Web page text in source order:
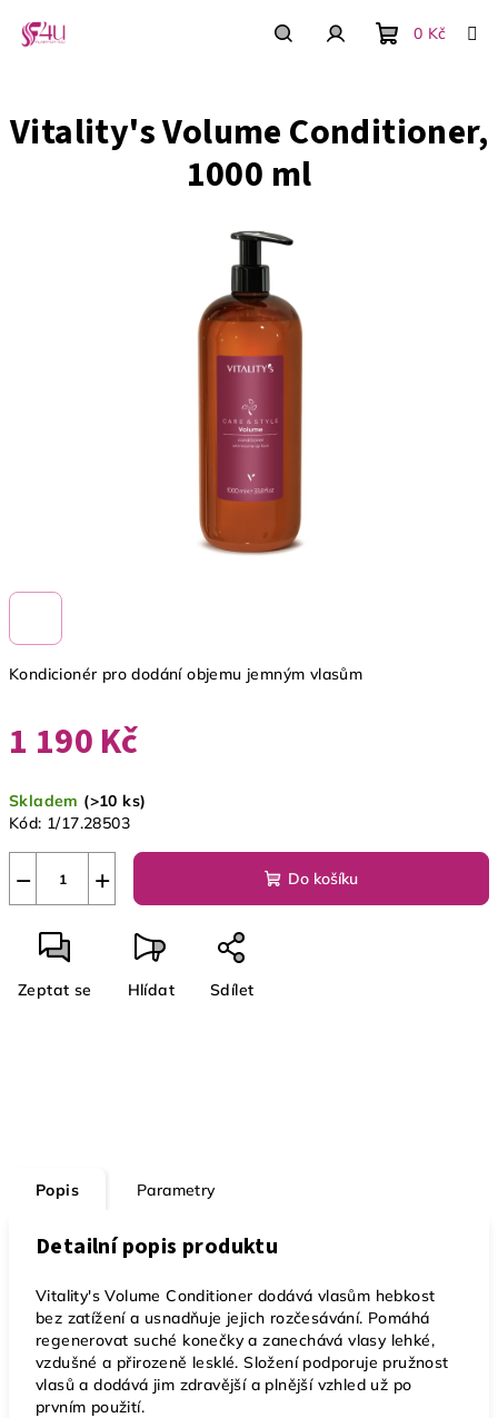
obsah
košík
0 Kč
Kondicionér pro dodání objemu jemným vlasům
1 190 Kč
cena:
Skladem (>10 ks)
Kód: 1/17.28503
+
− Do košíku
Zeptat se Hlídat Sdílet
Vitality's Volume Conditioner,
1000 ml
Popis Parametry
Detailní popis produktu
Vitality's Volume Conditioner dodává vlasům hebkost
bez zatížení a usnadňuje jejich rozčesávání. Pomáhá
regenerovat suché konečky a zanechává vlasy lehké,
vzdušné a přirozeně lesklé. Složení podporuje pružnost
vlasů a dodává jim zdravější a plnější vzhled už po
prvním použití.